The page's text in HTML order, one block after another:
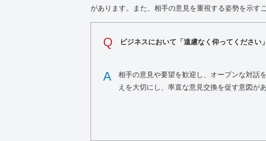
があります。また、相手の意見を重視する姿勢を示す
Q ビジネスにおいて「遠慮なく仰ってください
A
相手の意見や要望を歓迎し、オープンな対話
えを大切にし、率直な意見交換を促す意図があ